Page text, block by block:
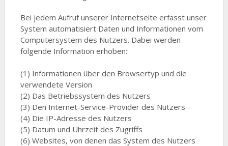
Bei jedem Aufruf unserer Internetseite erfasst unser
System automatisiert Daten und Informationen vom
Computersystem des Nutzers. Dabei werden
folgende Information erhoben:
(1) Informationen über den Browsertyp und die
verwendete Version
(2) Das Betriebssystem des Nutzers
(3) Den Internet-Service-Provider des Nutzers
(4) Die IP-Adresse des Nutzers
(5) Datum und Uhrzeit des Zugriffs
(6) Websites, von denen das System des Nutzers